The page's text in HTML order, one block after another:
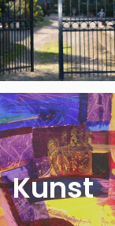
Kunst